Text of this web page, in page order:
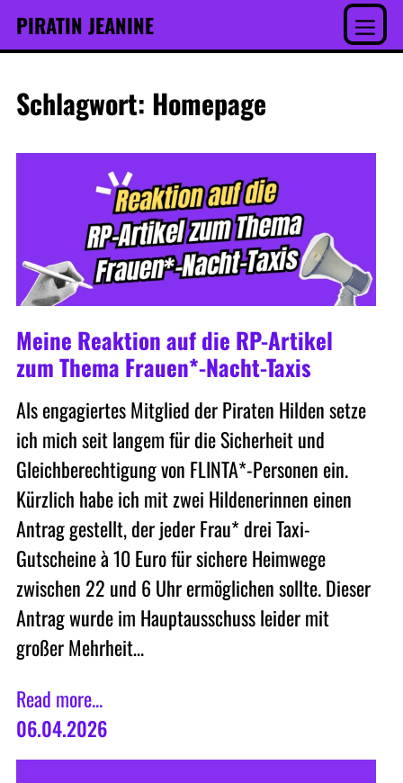
springen
Skip
to
PIRATIN JEANINE
Menu
Schlagwort: Homepage
Meine Reaktion auf die RP-Artikel
zum Thema Frauen*-Nacht-Taxis
Als engagiertes Mitglied der Piraten Hilden setze
ich mich seit langem für die Sicherheit und
Gleichberechtigung von FLINTA*-Personen ein.
Kürzlich habe ich mit zwei Hildenerinnen einen
Antrag gestellt, der jeder Frau* drei Taxi-
Gutscheine à 10 Euro für sichere Heimwege
zwischen 22 und 6 Uhr ermöglichen sollte. Dieser
Antrag wurde im Hauptausschuss leider mit
großer Mehrheit…
Read more...
06.04.2026